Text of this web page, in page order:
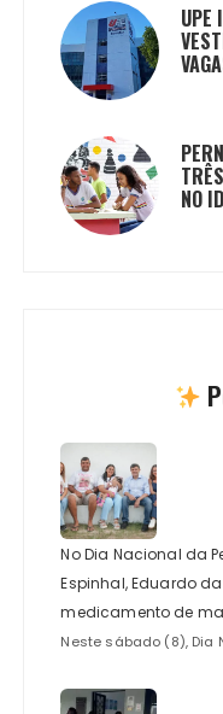
UPE
NO
No Dia Nacional da
Espinhal, Eduardo
medicamento de
Neste sábado (8), Dia